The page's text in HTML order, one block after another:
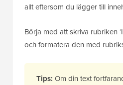
allt eftersom du lägger till
Börja med att skriva rubriken
och formatera den med
Tips: Om din text